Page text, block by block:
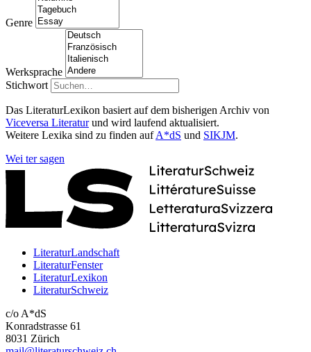
Genre
Werksprache
Stichwort
Das LiteraturLexikon basiert auf dem bisherigen Archiv von
Viceversa Literaturund wird laufend aktualisiert.
Weitere Lexika sind zu finden aufA*dS und SIKJM.
Wei ter sagen
LiteraturLandschaft
LiteraturFenster
LiteraturLexikon
LiteraturSchweiz
c/o A*dS
Konradstrasse 61
8031 Zürich